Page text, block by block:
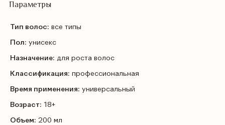
Параметры
Тип волос: все типы
Пол: унисекс
Назначение: для роста волос
Классификация: профессиональная
Время применения: универсальный
Возраст: 18+
Объем: 200 мл